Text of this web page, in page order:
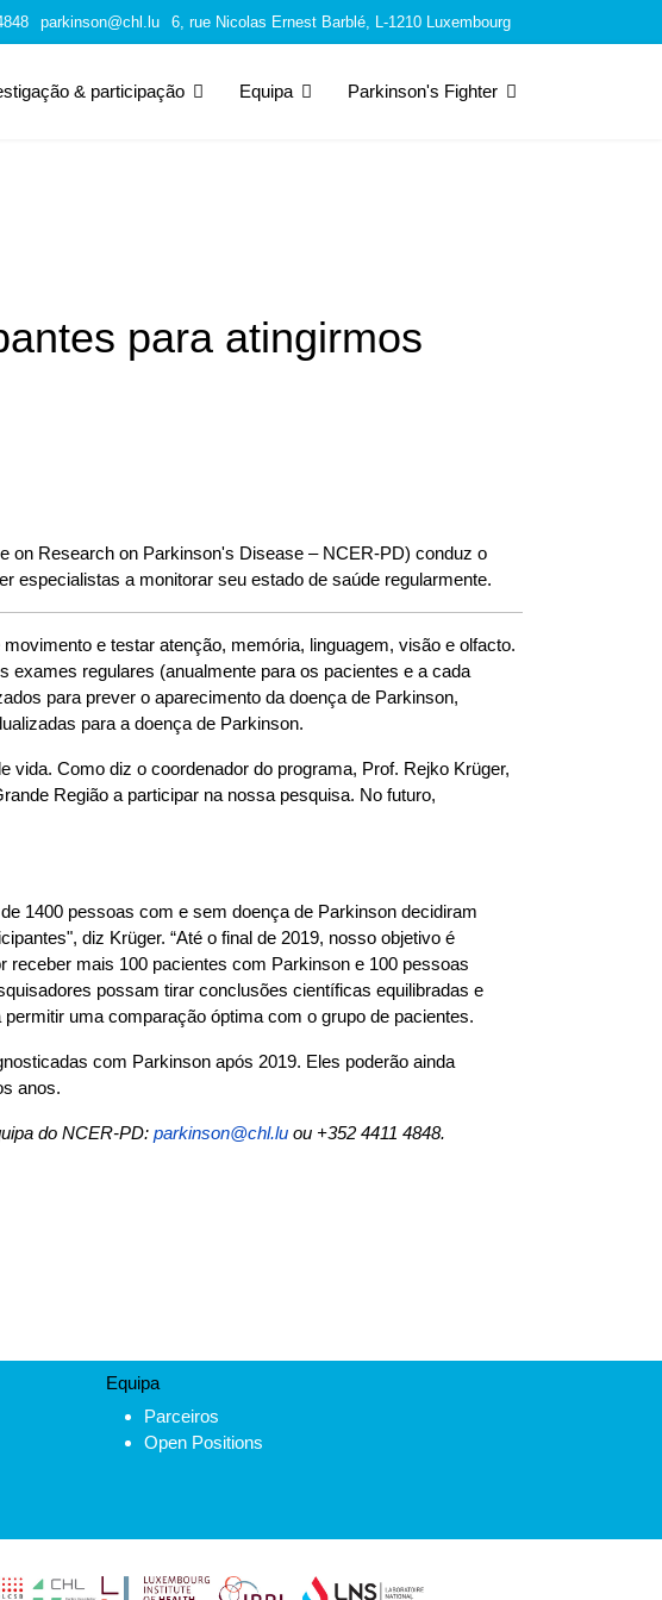
parkinson@chl.lu 6, rue Nicolas Ernest Barblé, L-1210 Luxembourg
& participação Equipa Parkinson's Fighter
para atingirmos
on Research on Parkinson's Disease – NCER-PD) conduz o
especialistas a monitorar seu estado de saúde regularmente.
e testar atenção, memória, linguagem, visão e olfacto.
exames regulares (anualmente para os pacientes e a cada
para prever o aparecimento da doença de Parkinson,
para a doença de Parkinson.
Como diz o coordenador do programa, Prof. Rejko Krüger,
Região a participar na nossa pesquisa. No futuro,
1400 pessoas com e sem doença de Parkinson decidiram
diz Krüger. “Até o final de 2019, nosso objetivo é
mais 100 pacientes com Parkinson e 100 pessoas
possam tirar conclusões científicas equilibradas e
uma comparação óptima com o grupo de pacientes.
com Parkinson após 2019. Eles poderão ainda
anos.
do NCER-PD: parkinson@chl.lu ou +352 4411 4848.
Equipa
Parceiros
Open Positions